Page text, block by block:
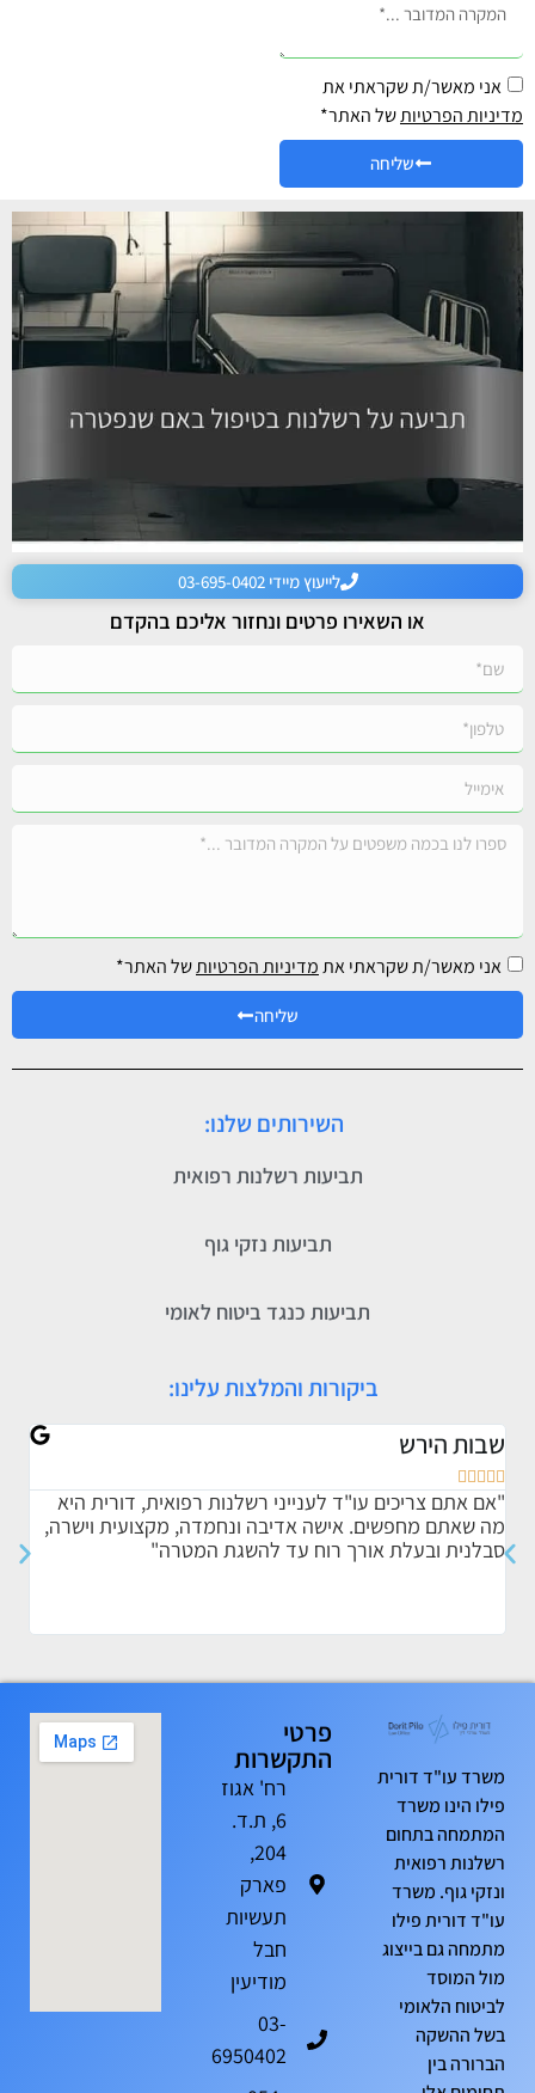
אני מאשר/ת שקראתי את
מדיניות הפרטיותשל האתר*
שליחה
לייעוץ מיידי 03-695-0402
או השאירו פרטים ונחזור אליכם בהקדם
אני מאשר/ת שקראתי אתמדיניות הפרטיותשל האתר*
שליחה
השירותים שלנו:
תביעות רשלנות רפואית
תביעות נזקי גוף
תביעות כנגד ביטוח לאומי
ביקורות והמלצות עלינו:
שבות הירש





"אם אתם צריכים עו"ד לענייני רשלנות רפואית, דורית היא
מה שאתם מחפשים. אישה אדיבה ונחמדה, מקצועית וישרה,
סבלנית ובעלת אורך רוח עד להשגת המטרה"
משרד עו"ד דורית
פילו הינו משרד
המתמחה בתחום
רשלנות רפואית
ונזקי גוף. משרד
עו"ד דורית פילו
מתמחה גם בייצוג
מול המוסד
לביטוח הלאומי
בשל ההשקה
הברורה בין
פרטי
התקשרות
רח' אגוז
6, ת.ד.
204,
פארק
תעשיות
חבל
מודיעין
03-
6950402